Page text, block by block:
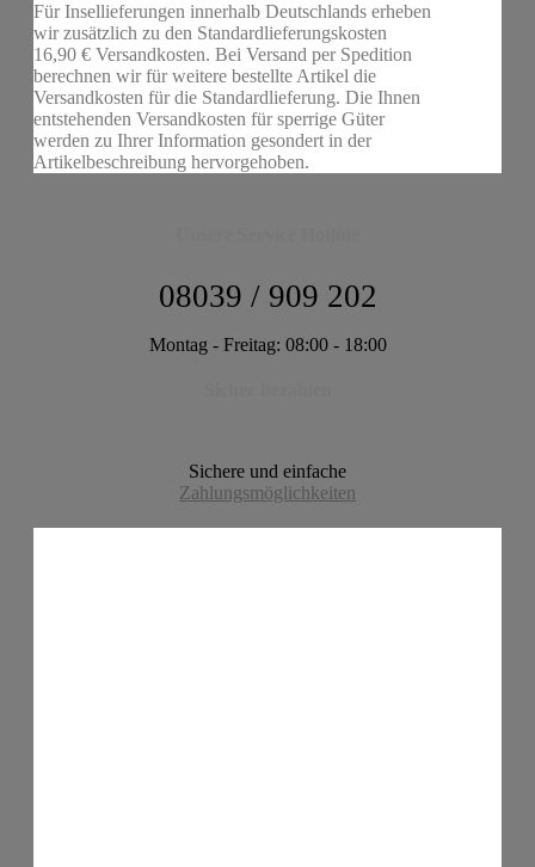
Für Insellieferungen innerhalb Deutschlands erheben
wir zusätzlich zu den Standardlieferungskosten
16,90 € Versandkosten. Bei Versand per Spedition
berechnen wir für weitere bestellte Artikel die
Versandkosten für die Standardlieferung. Die Ihnen
entstehenden Versandkosten für sperrige Güter
werden zu Ihrer Information gesondert in der
Artikelbeschreibung hervorgehoben.
08039 / 909 202
Montag - Freitag: 08:00 - 18:00
Sichere und einfache
Zahlungsmöglichkeiten